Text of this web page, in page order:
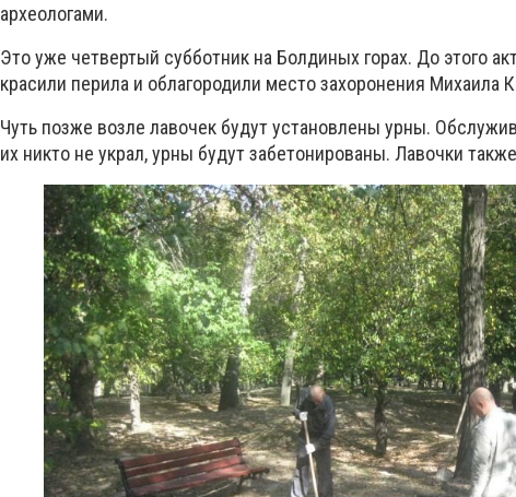
археологами.
Это уже четвертый субботник на Болдиных горах. До этого
красили перила и облагородили место захоронения Михаила
Чуть позже возле лавочек будут установлены урны.
их никто не украл, урны будут забетонированы. Лавочки